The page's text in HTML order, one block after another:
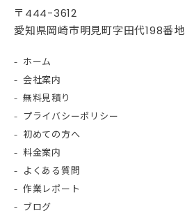
〒444-3612
愛知県岡崎市明見町字田代198番地
ホーム
会社案内
無料見積り
プライバシーポリシー
初めての方へ
料金案内
よくある質問
作業レポート
ブログ